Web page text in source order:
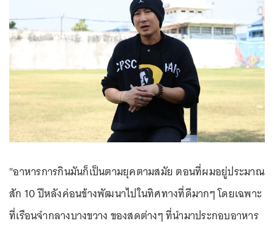
"อาหารการกินมันก็เป็นตามยุคตามสมัย ตอนที่ผมอยู่ประมาณ
สัก 10 ปีหลังค่อนข้างพัฒนาไปในทิศทางที่ดีมากๆ โดยเฉพาะ
ที่เรือนจำกลางบางขวาง ของสดต่างๆ ที่นำมาประกอบอาหาร